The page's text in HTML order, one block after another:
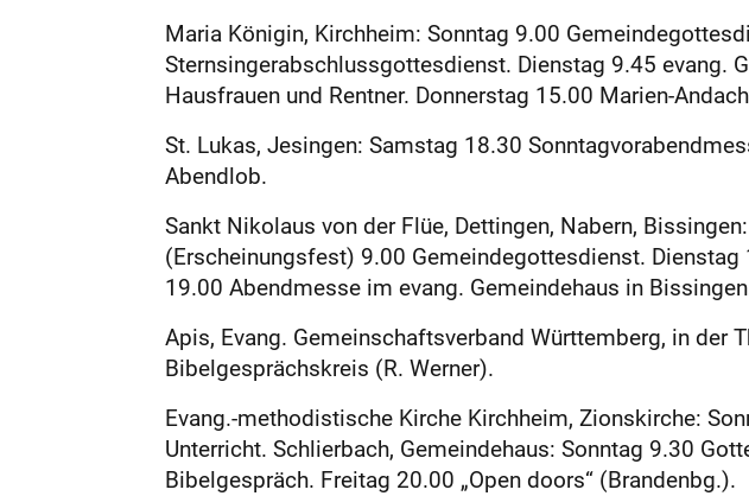
Maria Königin, Kirchheim: Sonntag 9.00
Sternsingerabschlussgottesdienst. Dienstag 9.45
Hausfrauen und Rentner. Donnerstag 15.00 Marien-
St. Lukas, Jesingen: Samstag 18.30
Abendlob.
Sankt Nikolaus von der Flüe, Dettingen, Nabern,
(Erscheinungsfest) 9.00 Gemeindegottesdienst.
19.00 Abendmesse im evang. Gemeindehaus in
Apis, Evang. Gemeinschaftsverband Württemberg, in der
Bibelgesprächskreis (R. Werner).
Evang.-methodistische Kirche Kirchheim, Zionskirche:
Unterricht. Schlierbach, Gemeindehaus: Sonntag 9.30
Bibelgespräch. Freitag 20.00 „Open doors“ (Brandenbg.).